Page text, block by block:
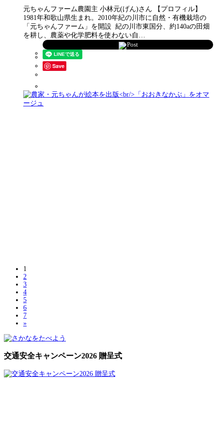
元ちゃんファーム農園主 小林元(げん)さん 【プロフィル】
1981年和歌山県生まれ。2010年紀の川市に自然・有機栽培の
「元ちゃんファーム」を開設 紀の川市東国分、約140aの田畑
を耕し、農薬や化学肥料を使わない自…
Post
Save
1
2
3
4
5
6
7
»
交通安全キャンペーン2026 贈呈式